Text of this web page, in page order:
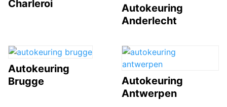
Charleroi
Autokeuring
Anderlecht
Autokeuring
Brugge
Autokeuring
Antwerpen